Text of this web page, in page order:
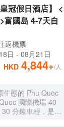
冠假日酒店】 <
富國島 4-7天自
返機票
日 - 08月21日
HKD 4,844+/人
生態的 Phu Quoc
國際機場 40
分鐘車程，是情